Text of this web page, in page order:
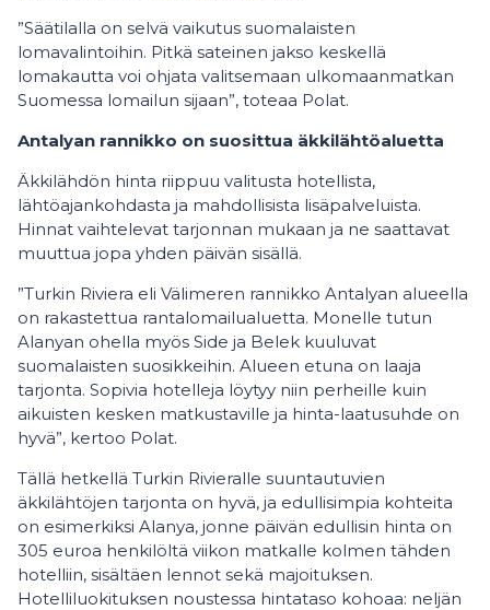
”Säätilalla on selvä vaikutus suomalaisten
lomavalintoihin. Pitkä sateinen jakso keskellä
lomakautta voi ohjata valitsemaan ulkomaanmatkan
Suomessa lomailun sijaan”, toteaa Polat.
Antalyan rannikko on suosittua äkkilähtöaluetta
Äkkilähdön hinta riippuu valitusta hotellista,
lähtöajankohdasta ja mahdollisista lisäpalveluista.
Hinnat vaihtelevat tarjonnan mukaan ja ne saattavat
muuttua jopa yhden päivän sisällä.
”Turkin Riviera eli Välimeren rannikko Antalyan alueella
on rakastettua rantalomailualuetta. Monelle tutun
Alanyan ohella myös Side ja Belek kuuluvat
suomalaisten suosikkeihin. Alueen etuna on laaja
tarjonta. Sopivia hotelleja löytyy niin perheille kuin
aikuisten kesken matkustaville ja hinta-laatusuhde on
hyvä”, kertoo Polat.
Tällä hetkellä Turkin Rivieralle suuntautuvien
äkkilähtöjen tarjonta on hyvä, ja edullisimpia kohteita
on esimerkiksi Alanya, jonne päivän edullisin hinta on
305 euroa henkilöltä viikon matkalle kolmen tähden
hotelliin, sisältäen lennot sekä majoituksen.
Hotelliluokituksen noustessa hintataso kohoaa: neljän